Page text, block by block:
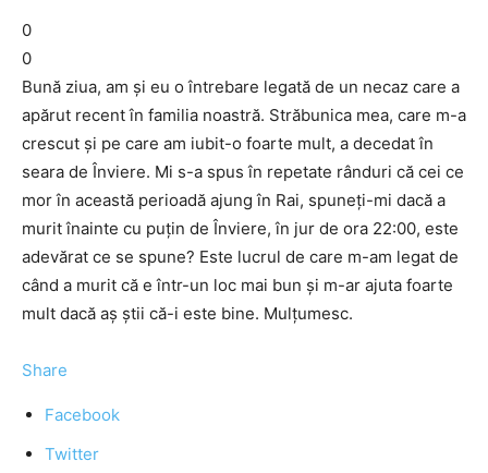
0
0
Bună ziua, am și eu o întrebare legată de un necaz care a
apărut recent în familia noastră. Străbunica mea, care m-a
crescut și pe care am iubit-o foarte mult, a decedat în
seara de Înviere. Mi s-a spus în repetate rânduri că cei ce
mor în această perioadă ajung în Rai, spuneți-mi dacă a
murit înainte cu puțin de Înviere, în jur de ora 22:00, este
adevărat ce se spune? Este lucrul de care m-am legat de
când a murit că e într-un loc mai bun și m-ar ajuta foarte
mult dacă aș știi că-i este bine. Mulțumesc.
Share
Facebook
Twitter